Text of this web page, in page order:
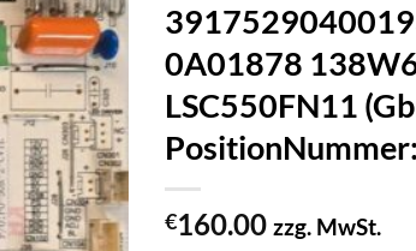
0A01878
LSC550FN11
€160.00 zzg. MwSt.